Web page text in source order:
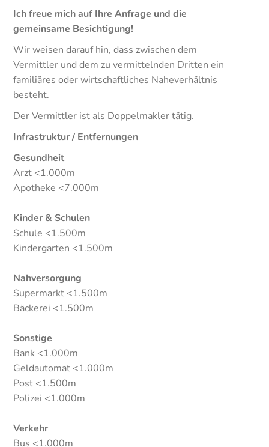
Ich freue mich auf Ihre Anfrage und die
gemeinsame Besichtigung!
Wir weisen darauf hin, dass zwischen dem
Vermittler und dem zu vermittelnden Dritten ein
familiäres oder wirtschaftliches Naheverhältnis
besteht.
Der Vermittler ist als Doppelmakler tätig.
Infrastruktur / Entfernungen
Gesundheit
Arzt <1.000m
Apotheke <7.000m
Kinder & Schulen
Schule <1.500m
Kindergarten <1.500m
Nahversorgung
Supermarkt <1.500m
Bäckerei <1.500m
Sonstige
Bank <1.000m
Geldautomat <1.000m
Post <1.500m
Polizei <1.000m
Verkehr
Bus <1.000m